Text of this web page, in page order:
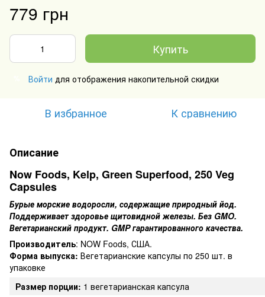
779 грн
Купить
Войти для отображения накопительной скидки
В избранное К сравнению
Описание
Now Foods, Kelp, Green Superfood, 250 Veg
Capsules
Бурые морские водоросли, содержащие природный йод.
Поддерживает здоровье щитовидной железы. Без GMO.
Вегетарианский продукт. GMP гарантированного качества.
Производитель: NOW Foods, США.
Форма выпуска: Вегетарианские капсулы по 250 шт. в
упаковке
Размер порции: 1 вегетарианская капсула